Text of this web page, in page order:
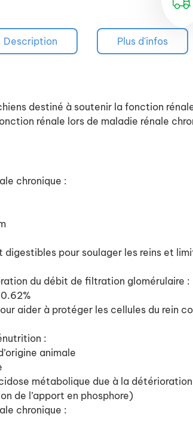
Description Plus d'infos
destiné à soutenir la fonction
rénale lors de maladie rénale
chronique :
pour soulager les reins et
du débit de filtration glomérulaire :
aider à protéger les cellules du rein
:
animale
métabolique due à la
de l’apport en phosphore)
chronique :